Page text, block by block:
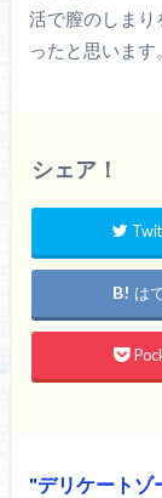
活で膣のしま
ったと思います。
シェア！
は
デリケートゾ